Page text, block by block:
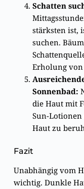
Schatten
stärksten ist,
suchen.
Erholung
Sonnenbad:
die Haut mit
Sun-
Haut zu
Fazit
Unabhängig vom
wichtig. Dunkle